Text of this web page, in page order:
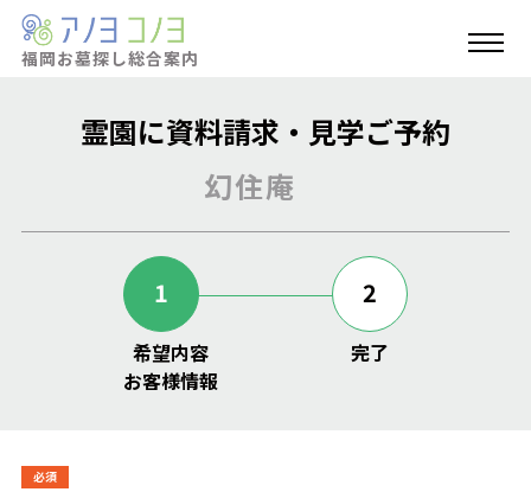
福岡お墓探し総合案内
霊園に資料請求・見学ご予約
幻住庵
1
希望内容
お客様情報
2
完了
必須